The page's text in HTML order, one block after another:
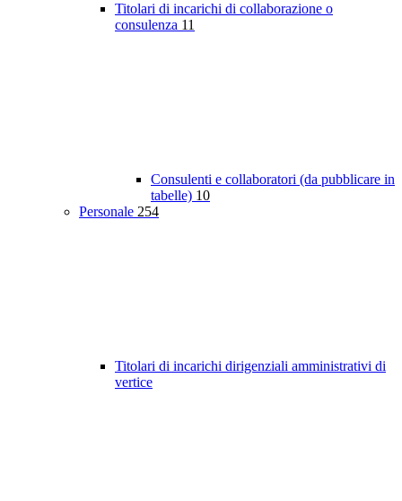
Titolari di incarichi di collaborazione o
consulenza 11
Consulenti e collaboratori (da pubblicare in
tabelle) 10
Personale 254
Titolari di incarichi dirigenziali amministrativi di
vertice